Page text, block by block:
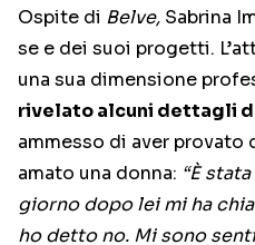
Ospite di Belve, Sabrina
se e dei suoi progetti.
una sua dimensione
rivelato alcuni dettagli
ammesso di aver provato
amato una donna: “È
giorno dopo lei mi ha
ho detto no. Mi sono